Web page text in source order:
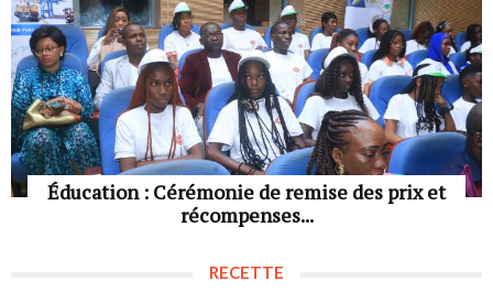
Éducation : Cérémonie de remise des prix et
récompenses...
RECETTE